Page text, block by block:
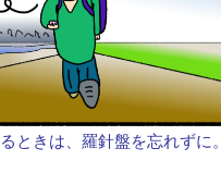
ときは、羅針盤を忘れずに。